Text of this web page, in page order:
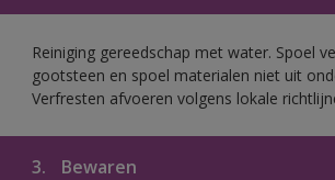
Reiniging gereedschap met water. Spoel
gootsteen en spoel materialen niet uit
Verfresten afvoeren volgens lokale
3. Bewaren